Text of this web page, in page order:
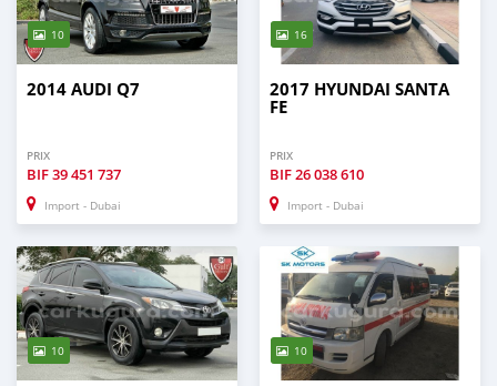
10
2014 AUDI Q7
PRIX
BIF39 451 737
Import - Dubai
16
2017 HYUNDAI SANTA
FE
PRIX
BIF26 038 610
Import - Dubai
10 10